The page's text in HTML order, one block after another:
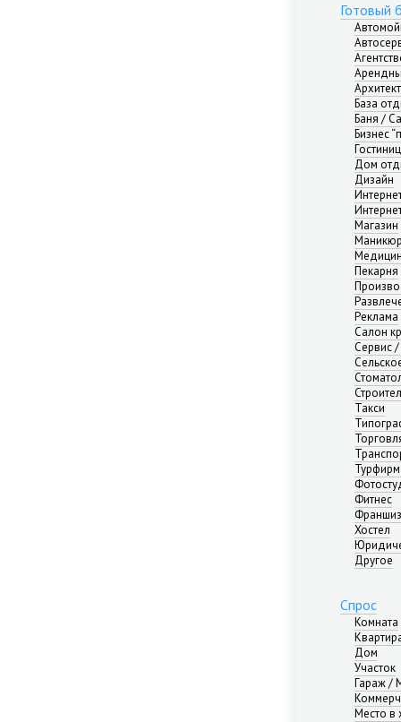
Готовый
База
Баня /
Бизнес
Дом
Дизайн
Магазин
Пекарня
Реклама
Салон
Сервис /
Такси
Фитнес
Хостел
Другое
Спрос
Комната
Дом
Участок
Гараж /
Место в